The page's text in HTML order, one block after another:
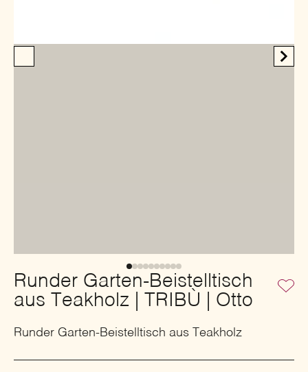
Runder Garten-Beistelltisch
aus Teakholz | TRIBÙ | Otto
Runder Garten-Beistelltisch aus Teakholz